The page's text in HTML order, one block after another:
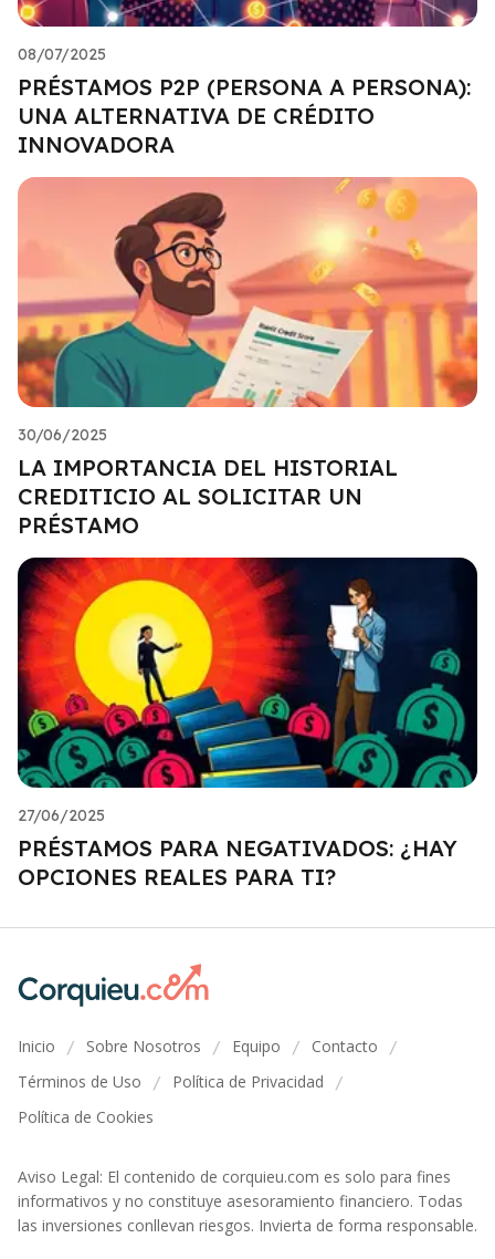
08/07/2025
PRÉSTAMOS P2P (PERSONA A PERSONA):
UNA ALTERNATIVA DE CRÉDITO
INNOVADORA
30/06/2025
LA IMPORTANCIA DEL HISTORIAL
CREDITICIO AL SOLICITAR UN
PRÉSTAMO
27/06/2025
PRÉSTAMOS PARA NEGATIVADOS: ¿HAY
OPCIONES REALES PARA TI?
Inicio / Sobre Nosotros / Equipo / Contacto /
Términos de Uso / Política de Privacidad /
Política de Cookies
Aviso Legal: El contenido de corquieu.com es solo para fines
informativos y no constituye asesoramiento financiero. Todas
las inversiones conllevan riesgos. Invierta de forma responsable.